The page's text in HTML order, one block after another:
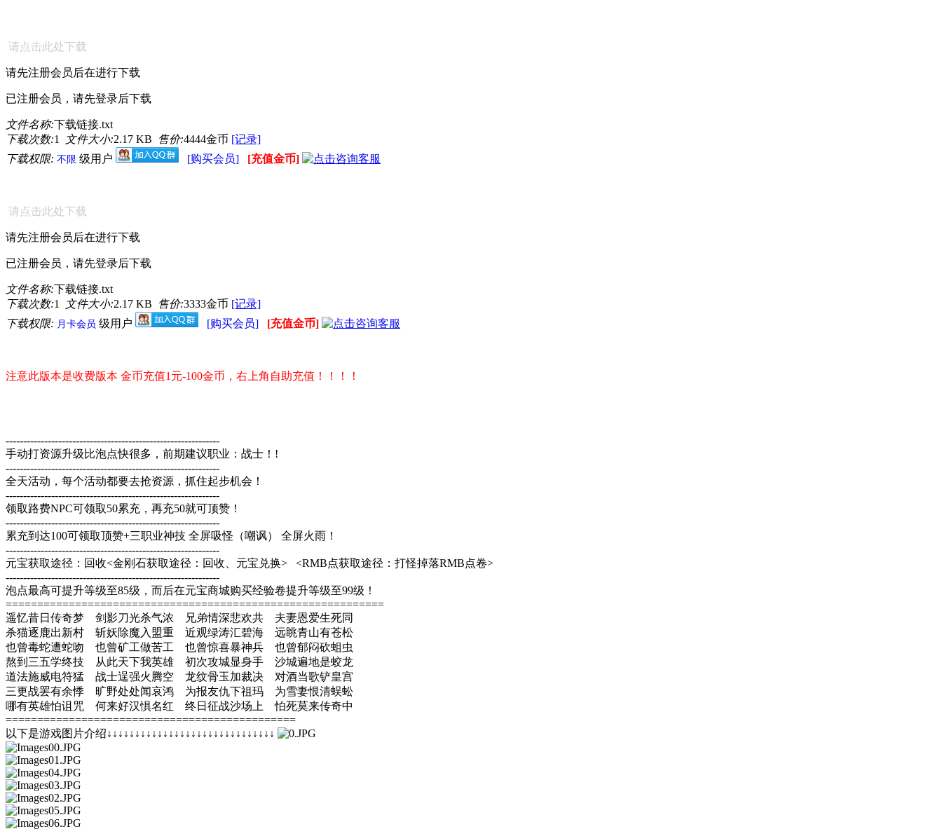
请点击此处下载
请先注册会员后在进行下载
已注册会员，请先登录后下载
文件名称:下载链接.txt
下载次数:1 文件大小:2.17 KB 售价:4444金币 [记录]
下载权限: 不限 级用户 [购买会员] [充值金币]
请点击此处下载
请先注册会员后在进行下载
已注册会员，请先登录后下载
文件名称:下载链接.txt
下载次数:1 文件大小:2.17 KB 售价:3333金币 [记录]
下载权限: 月卡会员 级用户 [购买会员] [充值金币]
注意此版本是收费版本 金币充值1元-100金币，右上角自助充值！！！！
-------------------------------------------------------------
手动打资源升级比泡点快很多，前期建议职业：战士！!
-------------------------------------------------------------
全天活动，每个活动都要去抢资源，抓住起步机会！
-------------------------------------------------------------
领取路费NPC可领取50累充，再充50就可顶赞！
-------------------------------------------------------------
累充到达100可领取顶赞+三职业神技 全屏吸怪（嘲讽） 全屏火雨！
-------------------------------------------------------------
元宝获取途径：回收<金刚石获取途径：回收、元宝兑换> <RMB点获取途径：打怪掉落RMB点卷>
-------------------------------------------------------------
泡点最高可提升等级至85级，而后在元宝商城购买经验卷提升等级至99级！
============================================================
遥忆昔日传奇梦 剑影刀光杀气浓 兄弟情深悲欢共 夫妻恩爱生死同
杀猫逐鹿出新村 斩妖除魔入盟重 近观绿涛汇碧海 远眺青山有苍松
也曾毒蛇遭蛇吻 也曾矿工做苦工 也曾惊喜暴神兵 也曾郁闷砍蛆虫
熬到三五学终技 从此天下我英雄 初次攻城显身手 沙城遍地是蛟龙
道法施威电符猛 战士逞强火腾空 龙纹骨玉加裁决 对酒当歌铲皇宫
三更战罢有余悸 旷野处处闻哀鸿 为报友仇下祖玛 为雪妻恨清蜈蚣
哪有英雄怕诅咒 何来好汉惧名红 终日征战沙场上 怕死莫来传奇中
==============================================
以下是游戏图片介绍↓↓↓↓↓↓↓↓↓↓↓↓↓↓↓↓↓↓↓↓↓↓↓↓↓↓↓↓↓↓